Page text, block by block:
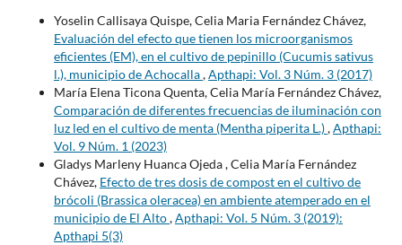
Yoselin Callisaya Quispe, Celia Maria Fernández Chávez,
Evaluación del efecto que tienen los microorganismos
eficientes (EM), en el cultivo de pepinillo (Cucumis sativus
l.), municipio de Achocalla,Apthapi: Vol. 3 Núm. 3 (2017)
María Elena Ticona Quenta, Celia María Fernández Chávez,
Comparación de diferentes frecuencias de iluminación con
luz led en el cultivo de menta (Mentha piperita L.),Apthapi:
Vol. 9 Núm. 1 (2023)
Gladys Marleny Huanca Ojeda , Celia María Fernández
Chávez, Efecto de tres dosis de compost en el cultivo de
brócoli (Brassica oleracea) en ambiente atemperado en el
municipio de El Alto,Apthapi: Vol. 5 Núm. 3 (2019):
Apthapi 5(3)